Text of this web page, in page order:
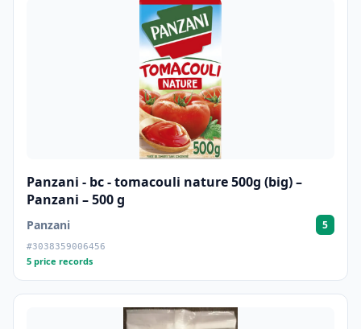
Panzani - bc - tomacouli nature 500g (big) –
Panzani – 500 g
Panzani 5
#3038359006456
5 price records